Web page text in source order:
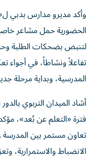
وأكد مديرو مدارس بدبي
الحضورية حمل مشاعر
لتنبض بضحكات الطلبة
تفاعلاً ونشاطاً، في أجواء
المدرسية، وبداية مرحلة
أشاد الميدان التربوي
فترة «التعلم عن بُعد»،
تعاون مستمر بين
الانضباط والاستمرارية،